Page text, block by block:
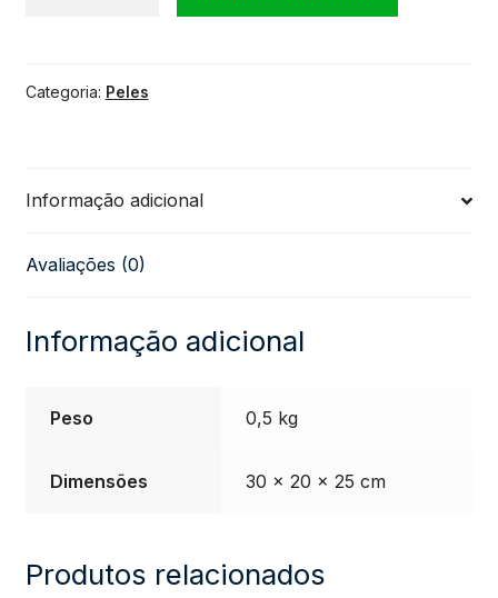
11''
quantidade
Categoria: Peles
Informação adicional
Avaliações (0)
Informação adicional
Peso 0,5 kg
Dimensões 30 × 20 × 25 cm
Produtos relacionados